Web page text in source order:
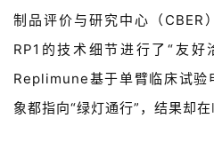
制品评价与研究中心（ CBER
RP1 的技术细节进行了“友好
Replimune基于单臂临床试验
象都指向“绿灯通行” ，结果却